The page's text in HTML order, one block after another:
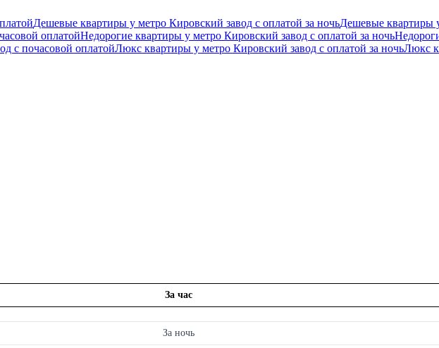
Дешевые квартиры у метро Кировский завод с оплатой за ночьДешевые квартиры
оплатойНедорогие квартиры у метро Кировский завод с оплатой за ночь
c почасовой оплатойЛюкс квартиры у метро Кировский завод с оплатой за ночьЛюкс
За час
За ночь